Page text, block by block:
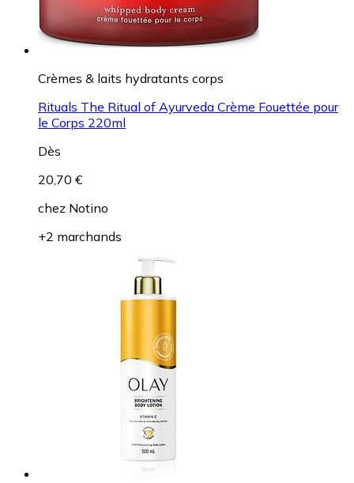
Crèmes & laits hydratants corps
Rituals The Ritual of Ayurveda Crème Fouettée pour
le Corps 220ml
Dès
20,70 €
chez Notino
+2 marchands